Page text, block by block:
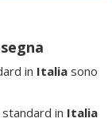
in Italiasono
in Italia